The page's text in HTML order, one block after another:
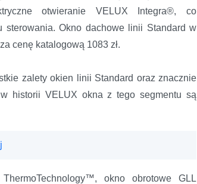
otwieranie VELUX Integra®, co
sterowania. Okno dachowe linii Standard w
cenę katalogową 1083 zł.
zalety okien linii Standard oraz znacznie
historii VELUX okna z tego segmentu są
okno obrotowe GLL